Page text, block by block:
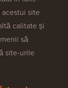
WordPress